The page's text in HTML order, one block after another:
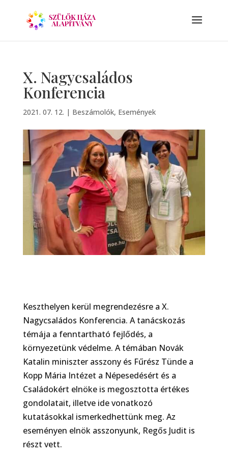
X. Nagycsaládos
Konferencia
2021. 07. 12. | Beszámolók, Események
Keszthelyen kerül megrendezésre a X.
Nagycsaládos Konferencia. A tanácskozás
témája a fenntartható fejlődés, a
környezetünk védelme. A témában Novák
Katalin miniszter asszony és Fűrész Tünde a
Kopp Mária Intézet a Népesedésért és a
Családokért elnöke is megosztotta értékes
gondolatait, illetve ide vonatkozó
kutatásokkal ismerkedhettünk meg. Az
eseményen elnök asszonyunk, Regős Judit is
részt vett.